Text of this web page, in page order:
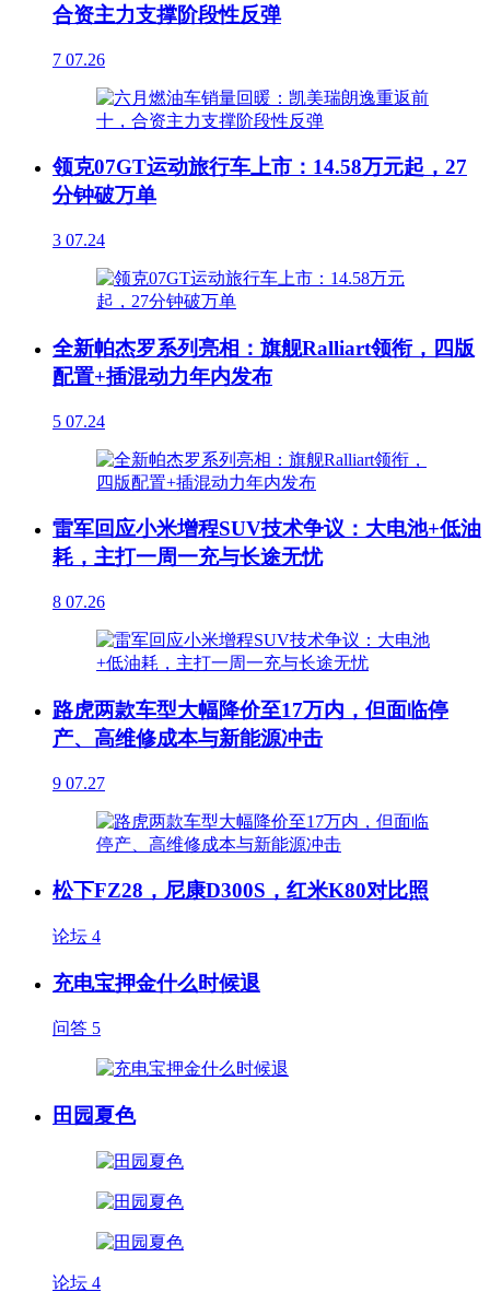
合资主力支撑阶段性反弹
7 07.26
领克07GT运动旅行车上市：14.58万元起，27
分钟破万单
3 07.24
全新帕杰罗系列亮相：旗舰Ralliart领衔，四版
配置+插混动力年内发布
5 07.24
雷军回应小米增程SUV技术争议：大电池+低油
耗，主打一周一充与长途无忧
8 07.26
路虎两款车型大幅降价至17万内，但面临停
产、高维修成本与新能源冲击
9 07.27
松下FZ28，尼康D300S，红米K80对比照
论坛 4
充电宝押金什么时候退
问答 5
田园夏色
论坛 4